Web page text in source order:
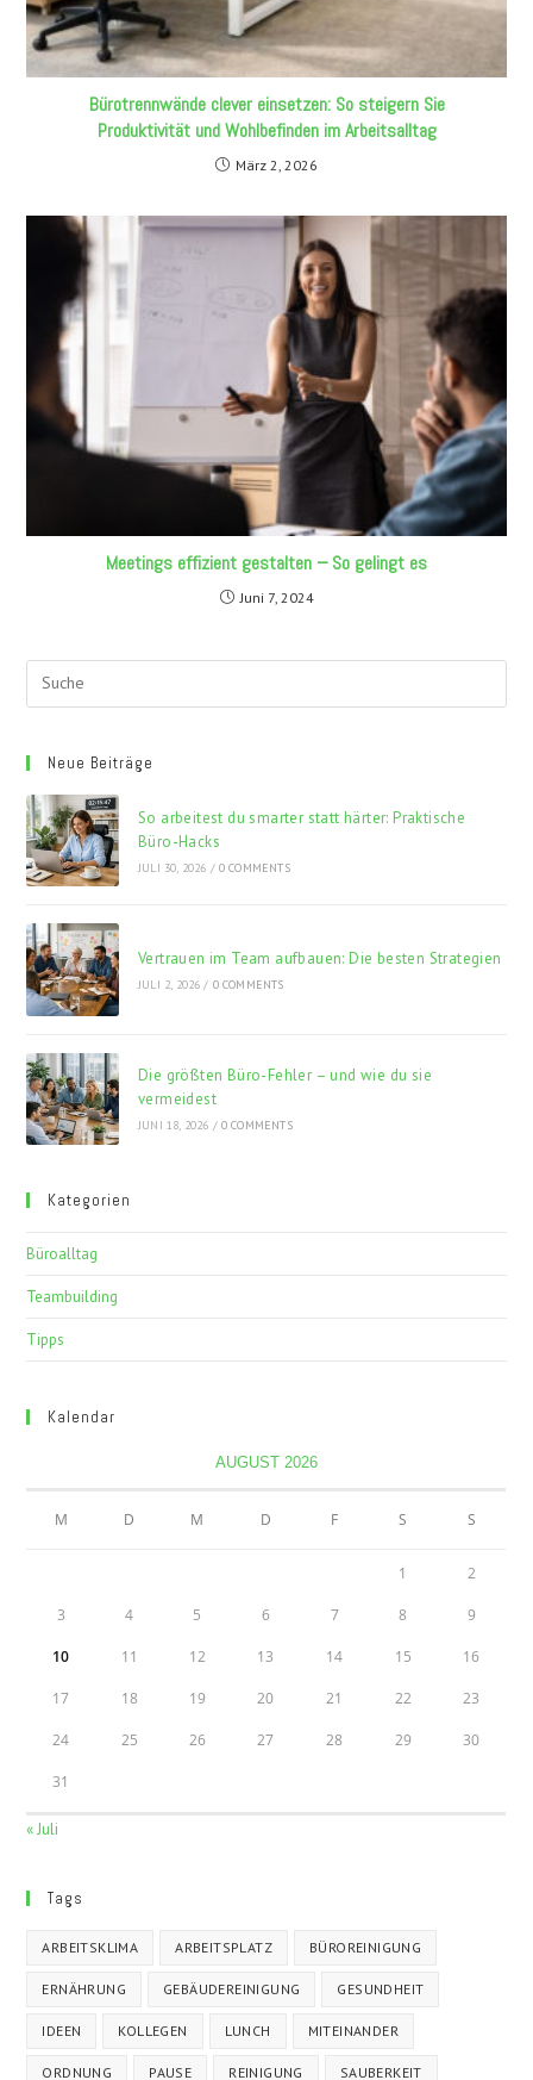
Bürotrennwände clever einsetzen: So steigern Sie
Produktivität und Wohlbefinden im Arbeitsalltag
März 2, 2026
Meetings effizient gestalten − So gelingt es
Juni 7, 2024
Neue Beiträge
So arbeitest du smarter statt härter: Praktische
Büro-Hacks
JULI 30, 2026 / 0 COMMENTS
Vertrauen im Team aufbauen: Die besten Strategien
JULI 2, 2026 / 0 COMMENTS
Die größten Büro-Fehler – und wie du sie
vermeidest
JUNI 18, 2026 / 0 COMMENTS
Kategorien
Büroalltag
Teambuilding
Tipps
Kalendar
AUGUST 2026
M D M D F S S
1 2
3 4 5 6 7 8 9
10 11 12 13 14 15 16
17 18 19 20 21 22 23
24 25 26 27 28 29 30
31
« Juli
Tags
ARBEITSKLIMA ARBEITSPLATZ BÜROREINIGUNG
ERNÄHRUNG GEBÄUDEREINIGUNG GESUNDHEIT
IDEEN KOLLEGEN LUNCH MITEINANDER
ORDNUNG PAUSE REINIGUNG SAUBERKEIT